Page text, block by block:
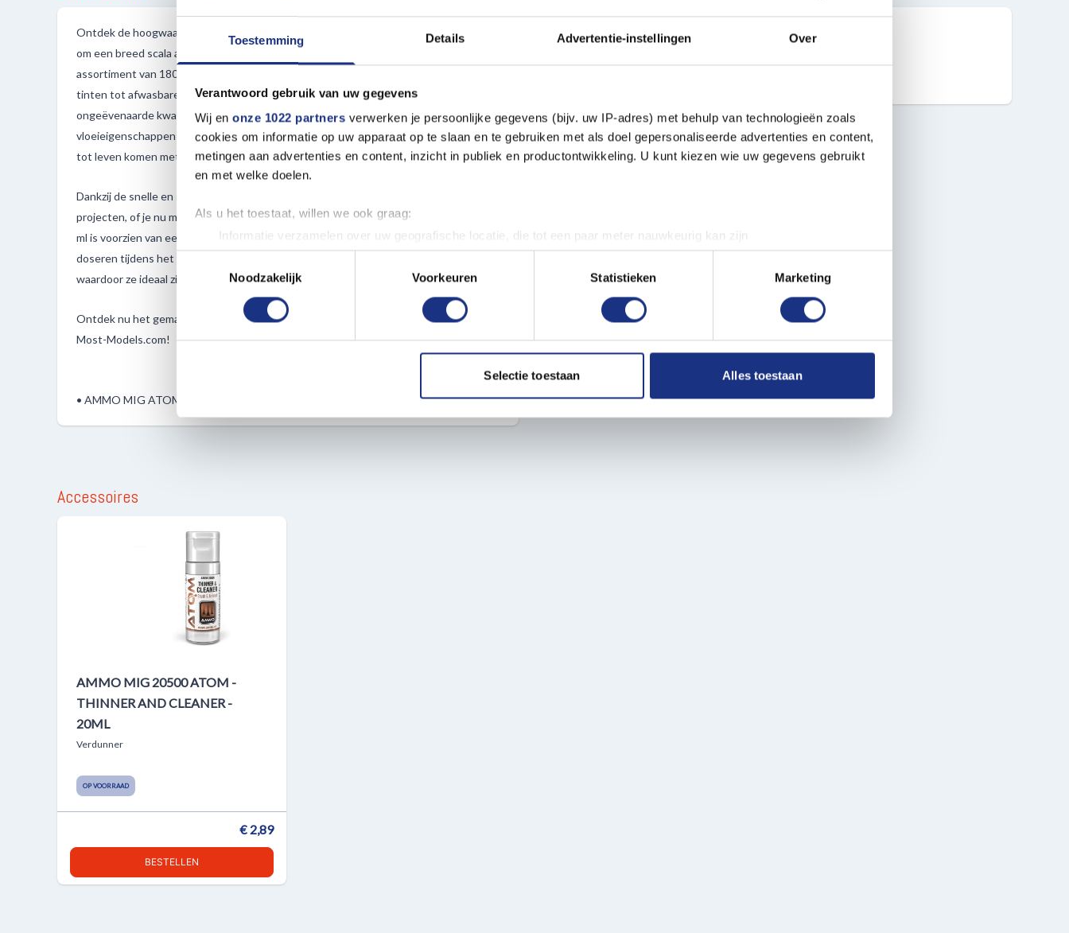
Toestemming Details Advertentie-instellingen Over
Verantwoord gebruik van uw gegevens
Wij en onze 1022 partners verwerken je persoonlijke gegevens (bijv. uw IP-adres) met behulp van technologieën zoals
cookies om informatie op uw apparaat op te slaan en te gebruiken met als doel gepersonaliseerde advertenties en content,
metingen aan advertenties en content, inzicht in publiek en productontwikkeling. U kunt kiezen wie uw gegevens gebruikt
en met welke doelen.
Als u het toestaat, willen we ook graag:
Informatie verzamelen over uw geografische locatie, die tot een paar meter nauwkeurig kan zijn
Uw apparaat identificeren door het actief te scannen op specifieke eigenschappen (fingerprinting)
Lees meer over hoe uw persoonlijke gegevens worden verwerkt en stel uw voorkeuren in het
detailgedeeltein. U kunt uw
toestemming op elk moment wijzigen of intrekken in de Cookieverklaring.
websiteverkeer te analyseren. Ook delen we informatie over uw gebruik van onze site met onze partners voor social
media, adverteren en analyse. Deze partners kunnen deze gegevens combineren met andere informatie die u aan ze heeft
Noodzakelijk
Voorkeuren Statistieken Marketing
Selectie toestaan Alles toestaan
Ontdek de hoogwaardige ATOM-kleuren van AMMO MIG, zorgvuldig samengesteld
om een breed scala aan kleuropties te bieden voor al je projecten. Met een
assortiment van 180 verschillende kleuren, variërend van primaire, lichte en felle
tinten tot afwasbare kleuren en metallic finishes, biedt de ATOM-serie
ongeëvenaarde kwaliteit en diversiteit. Deze verf kenmerkt zich door uitstekende
vloeieigenschappen en een indrukwekkende kleurintensiteit, waardoor je modellen
tot leven komen met levendige details.
Dankzij de snelle en sterke droging van de verf kun je efficiënt werken aan je
projecten, of je nu met een penseel of een airbrush werkt. Het handige flesje van 20
ml is voorzien van een praktische eenhandsdop, waardoor je snel en gemakkelijk kunt
doseren tijdens het schilderen. Bovendien zijn deze verven niet giftig en geurloos,
waardoor ze ideaal zijn voor modelbouwenthousiastelingen en hobbyisten.
Ontdek nu het gemak en de veelzijdigheid van de ATOM-flesjes, verkrijgbaar bij
Most-Models.com!
• AMMO MIG ATOM Verf Licht Vlees Roze
ALGEMEEN
Inhoud 20 ml
Accessoires
AMMO MIG 20500 ATOM -
THINNER AND CLEANER -
20ML
Verdunner
OP VOORRAAD
€ 2,89
BESTELLEN